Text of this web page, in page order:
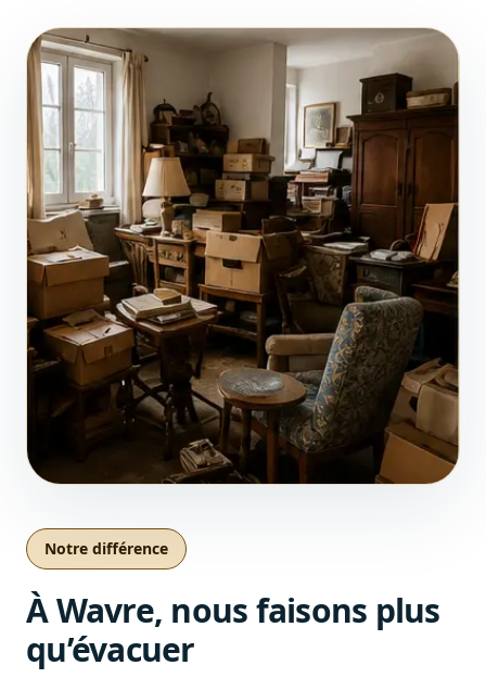
Notre différence
À Wavre, nous faisons plus
qu’évacuer